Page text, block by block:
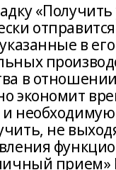
в
в
экономит
не